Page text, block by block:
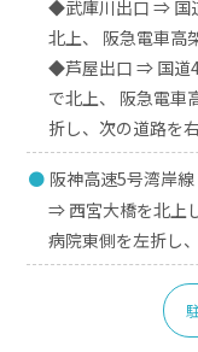
◆武庫川出口 ⇒ 国
北上、 阪急電車高
◆芦屋出口 ⇒ 国道
で北上、 阪急電車
折し、次の道路を
阪神高速5号湾岸
⇒ 西宮大橋を北上
病院東側を左折し